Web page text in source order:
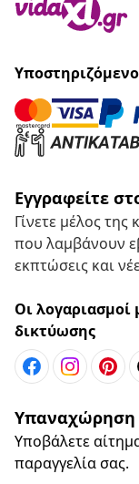
Εγγραφείτε
Γίνετε μέλος
που λαμβάνουν
εκπτώσεις και
Οι λογαριασμοί
δικτύωσης
Υπαναχώρηση
Υποβάλετε
παραγγελία σας.